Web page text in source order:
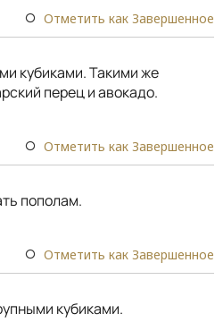
Отметить как Завершенное
кубиками. Такими же
перец и авокадо.
Отметить как Завершенное
пополам.
Отметить как Завершенное
кубиками.